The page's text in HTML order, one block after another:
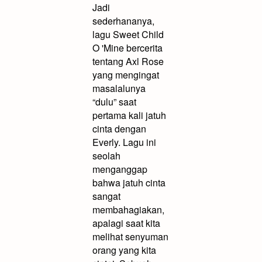
Jadi
sederhananya,
lagu Sweet Child
O 'Mine bercerita
tentang Axl Rose
yang mengingat
masalalunya
“dulu” saat
pertama kali jatuh
cinta dengan
Everly. Lagu ini
seolah
menganggap
bahwa jatuh cinta
sangat
membahagiakan,
apalagi saat kita
melihat senyuman
orang yang kita